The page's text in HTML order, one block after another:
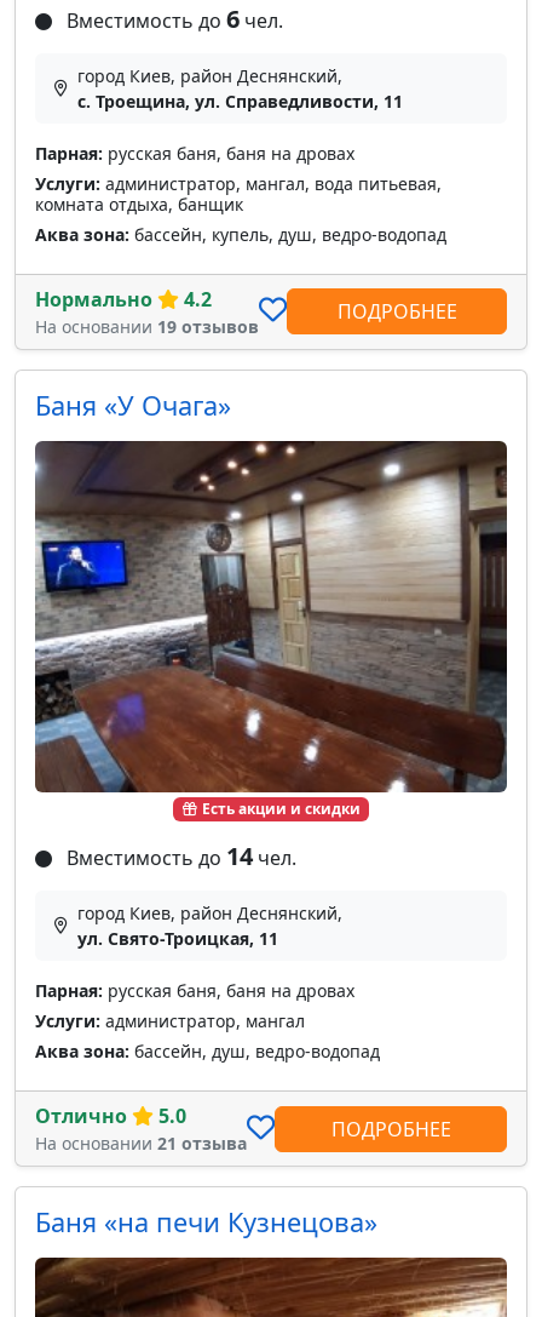
Вместимость до 6 чел.
город Киев, район Деснянский,
с. Троещина, ул. Справедливости, 11
Парная: русская баня, баня на дровах
Услуги: администратор, мангал, вода питьевая,
комната отдыха, банщик
Аква зона: бассейн, купель, душ, ведро-водопад
Нормально 4.2
На основании 19 отзывов
ПОДРОБНЕЕ
Есть акции и скидки
Баня «У Очага»
Вместимость до 14 чел.
город Киев, район Деснянский,
ул. Свято-Троицкая, 11
Парная: русская баня, баня на дровах
Услуги: администратор, мангал
Аква зона: бассейн, душ, ведро-водопад
Отлично 5.0
На основании 21 отзыва
ПОДРОБНЕЕ
Баня «на печи Кузнецова»